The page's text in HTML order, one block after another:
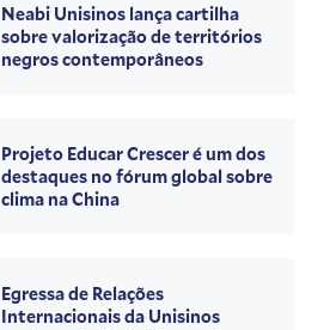
Neabi Unisinos lança cartilha
sobre valorização de territórios
negros contemporâneos
Projeto Educar Crescer é um dos
destaques no fórum global sobre
clima na China
Egressa de Relações
Internacionais da Unisinos